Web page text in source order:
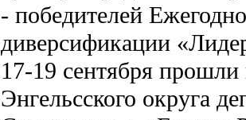
- победителей
диверсификации
17-19 сентября
Энгельсского округа